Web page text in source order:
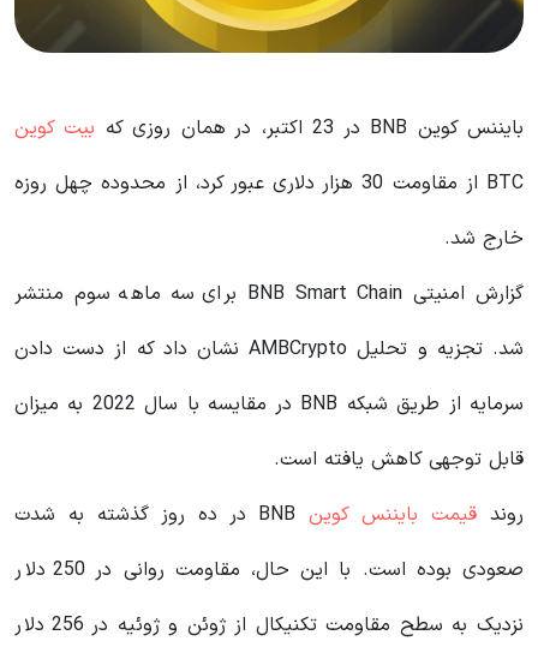
بایننس کوین BNB در 23 اکتبر، در همان روزی که
بیت کوین
BTC از مقاومت 30 هزار دلاری عبور کرد، از محدوده چهل روزه
خارج شد.
گزارش امنیتی BNB Smart Chain برای سه ماهه سوم منتشر
شد. تجزیه و تحلیل AMBCrypto نشان داد که از دست دادن
سرمایه از طریق شبکه BNB در مقایسه با سال 2022 به میزان
قابل توجهی کاهش یافته است.
روند قیمت بایننس کوین
BNB در ده روز گذشته به شدت
صعودی بوده است. با این حال، مقاومت روانی در 250 دلار
نزدیک به سطح مقاومت تکنیکال از ژوئن و ژوئیه در 256 دلار